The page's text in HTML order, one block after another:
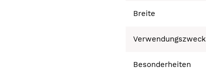
Breite
Verwendungszweck
Besonderheiten